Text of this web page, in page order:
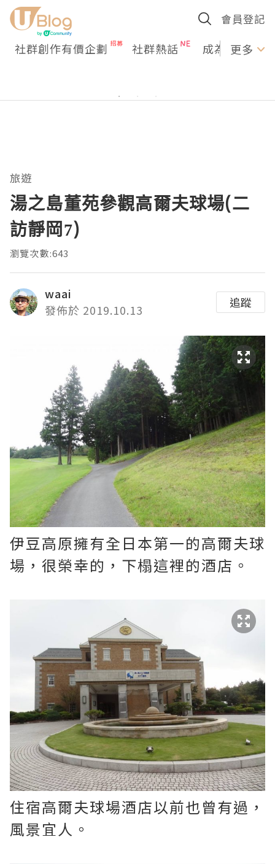
會員登記
社群創作有價企劃 社群熱話 成為U更多
旅遊
湯之島董苑參觀高爾夫球場(二
訪靜岡7)
瀏覽次數:643
waai
發佈於 2019.10.13
追蹤
伊豆高原擁有全日本第一的高爾夫球
場，很榮幸的，下榻這裡的酒店。
住宿高爾夫球場酒店以前也曾有過，
風景宜人。